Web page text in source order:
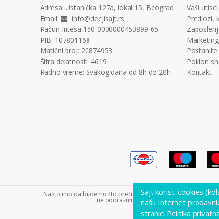
Adresa: Ustanička 127a, lokal 15, Beograd
Email:
info@decjisajt.rs
Račun Intesa 160-0000000453899-65
PIB: 107801168
Matični broj: 20874953
Šifra delatnosti: 4619
Radno vreme: Svakog dana od 8h do 20h
Vaši utisci
Predlozi,
Marketing
Poklon
Kontakt
Nastojimo da budemo što precizniji u opisu proizvoda,
ne podrazumeva da su dostupni u svakom
Sajt koristi cookies
našu Internet
stranici Politika